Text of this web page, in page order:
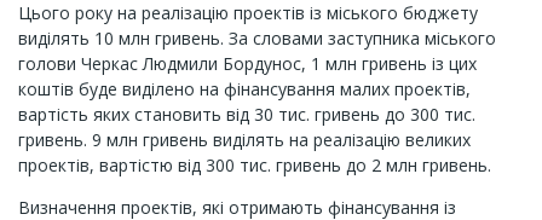
Цього року на реалізацію проектів із міського бюджету
виділять 10 млн гривень. За словами заступника міського
голови Черкас Людмили Бордунос, 1 млн гривень із цих
коштів буде виділено на фінансування малих проектів,
вартість яких становить від 30 тис. гривень до 300 тис.
гривень. 9 млн гривень виділять на реалізацію великих
проектів, вартістю від 300 тис. гривень до 2 млн гривень.
Визначення проектів, які отримають фінансування із